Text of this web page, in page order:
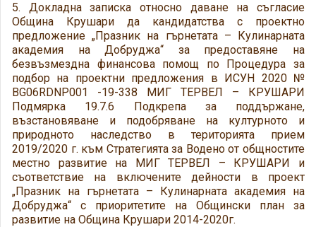
5. Докладна записка относно даване на съгласие
Община Крушари да кандидатства с проектно
предложение „Празник на гърнетата – Кулинарната
академия на Добруджа“ за предоставяне на
безвъзмездна финансова помощ по Процедура за
подбор на проектни предложения в ИСУН 2020 №
BG06RDNP001 -19-338 МИГ ТЕРВЕЛ – КРУШАРИ
Подмярка 19.7.6 Подкрепа за поддържане,
възстановяване и подобряване на културното и
природното наследство в територията прием
2019/2020 г. към Стратегията за Водено от общностите
местно развитие на МИГ ТЕРВЕЛ – КРУШАРИ и
съответствие на включените дейности в проект
„Празник на гърнетата – Кулинарната академия на
Добруджа“ с приоритетите на Общински план за
развитие на Община Крушари 2014-2020г.